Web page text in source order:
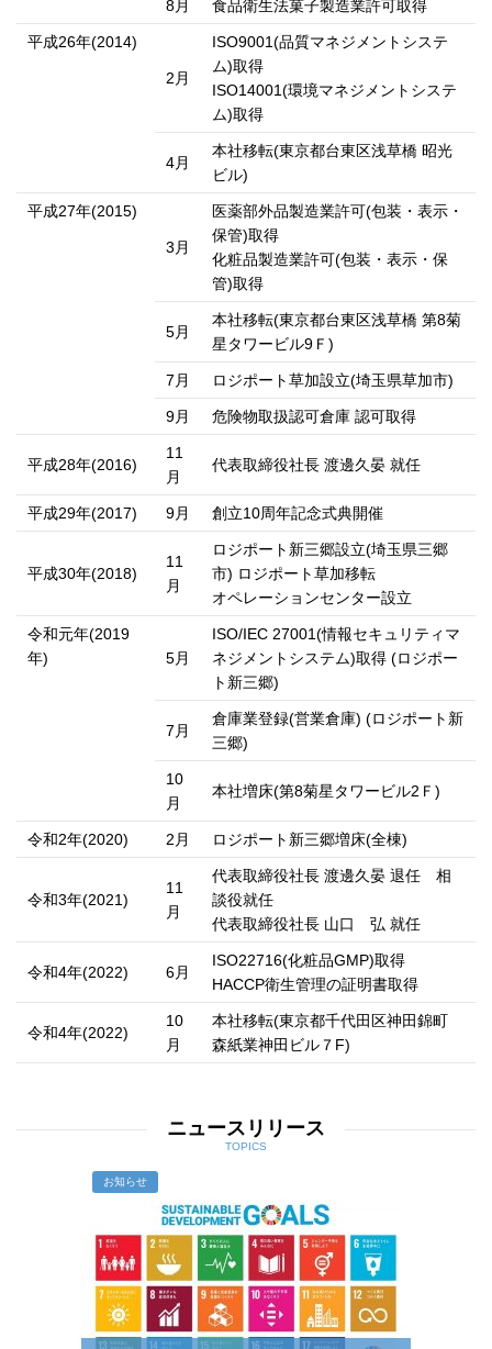
8月 食品衛生法菓子製造業許可取得
平成26年(2014)
2月
ISO9001(品質マネジメントシステ
ム)取得
ISO14001(環境マネジメントシステ
ム)取得
4月
本社移転(東京都台東区浅草橋 昭光
ビル)
平成27年(2015)
3月
医薬部外品製造業許可(包装・表示・
保管)取得
化粧品製造業許可(包装・表示・保
管)取得
5月
本社移転(東京都台東区浅草橋 第8菊
星タワービル9Ｆ)
7月 ロジポート草加設立(埼玉県草加市)
9月 危険物取扱認可倉庫 認可取得
平成28年(2016)
11
月
代表取締役社長 渡邊久晏 就任
平成29年(2017) 9月 創立10周年記念式典開催
平成30年(2018)
11
月
ロジポート新三郷設立(埼玉県三郷
市) ロジポート草加移転
オペレーションセンター設立
令和元年(2019
年)
5月
ISO/IEC 27001(情報セキュリティマ
ネジメントシステム)取得 (ロジポー
ト新三郷)
7月
倉庫業登録(営業倉庫) (ロジポート新
三郷)
10
月
本社増床(第8菊星タワービル2Ｆ)
令和2年(2020) 2月 ロジポート新三郷増床(全棟)
令和3年(2021)
11
月
代表取締役社長 渡邊久晏 退任 相
談役就任
代表取締役社長 山口 弘 就任
令和4年(2022) 6月
ISO22716(化粧品GMP)取得
HACCP衛生管理の証明書取得
令和4年(2022)
10
月
本社移転(東京都千代田区神田錦町
森紙業神田ビル７F)
ニュースリリース
TOPICS
お知らせ